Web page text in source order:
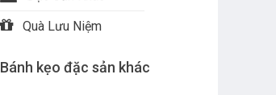
Quà Lưu Niệm
Bánh kẹo đặc sản khác